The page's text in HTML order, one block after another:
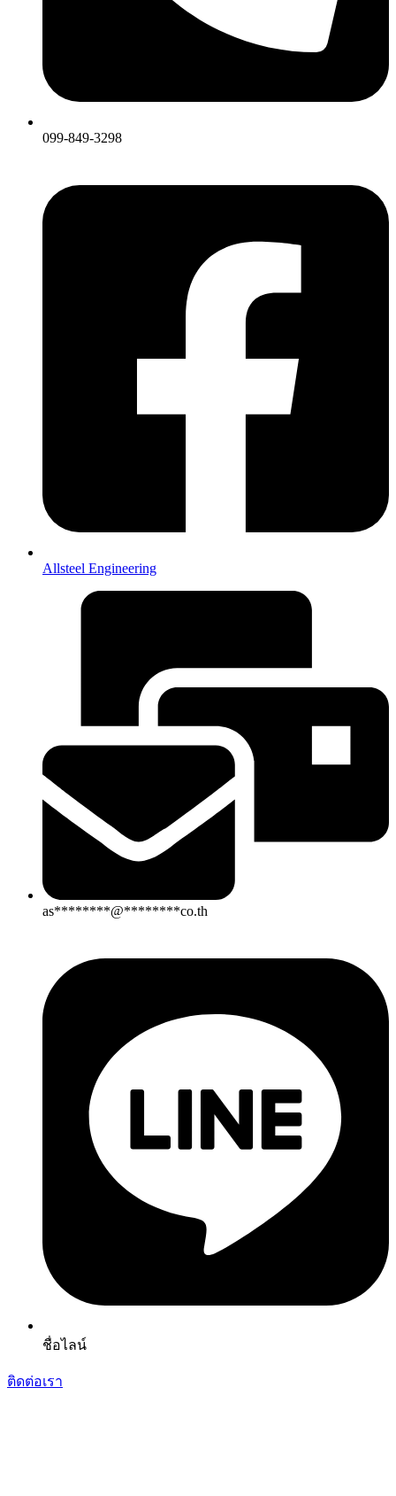
099-849-3298
Allsteel Engineering
as********@********co.th
ชื่อไลน์
ติดต่อเรา